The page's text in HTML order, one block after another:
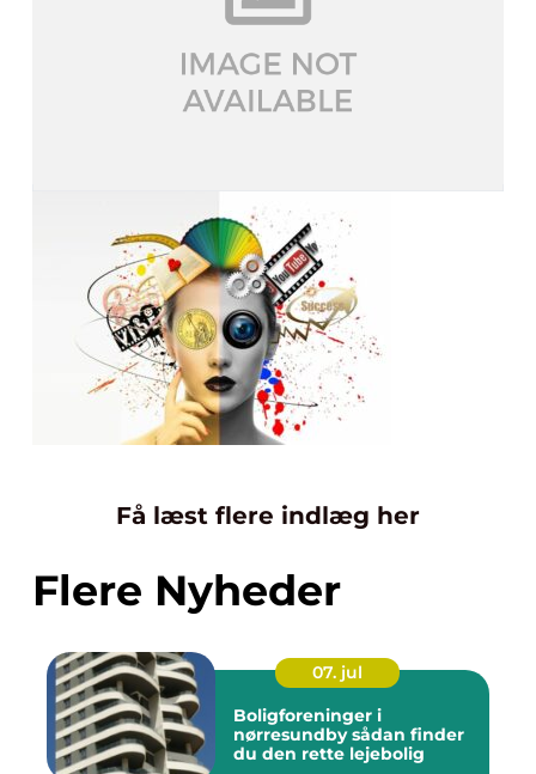
Få læst flere indlæg her
Flere Nyheder
07. jul
Boligforeninger i
nørresundby sådan finder
du den rette lejebolig